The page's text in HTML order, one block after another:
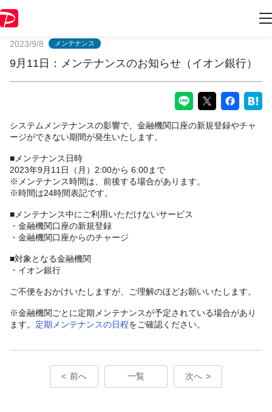
2023/9/8 メンテナンス
9月11日：メンテナンスのお知らせ（イオン銀行）
システムメンテナンスの影響で、金融機関口座の新規登録やチャ
ージができない期間が発生いたします。
■メンテナンス日時
2023年9月11日（月）2:00から 6:00まで
※メンテナンス時間は、前後する場合があります。
※時間は24時間表記です。
■メンテナンス中にご利用いただけないサービス
・金融機関口座の新規登録
・金融機関口座からのチャージ
■対象となる金融機関
・イオン銀行
ご不便をおかけいたしますが、ご理解のほどお願いいたします。
※金融機関ごとに定期メンテナンスが予定されている場合があり
ます。 定期メンテナンスの日程をご確認ください。
前へ 一覧 次へ